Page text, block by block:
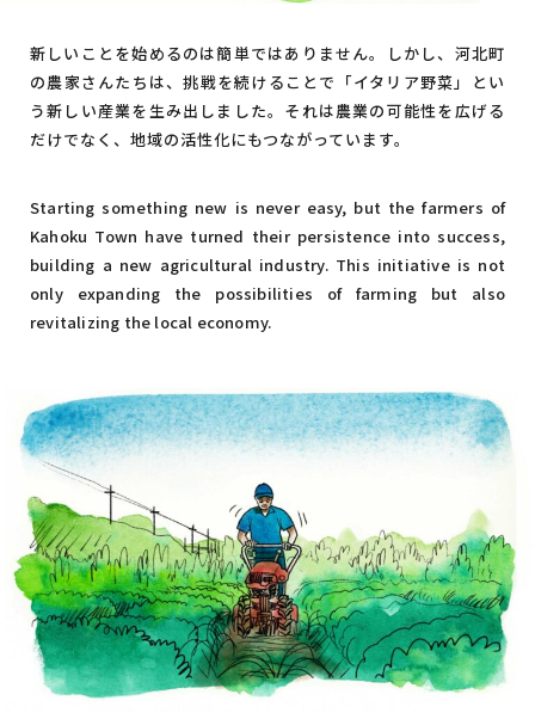
新しいことを始めるのは簡単ではありません。しかし、河北町
の農家さんたちは、挑戦を続けることで「イタリア野菜」とい
う新しい産業を生み出しました。それは農業の可能性を広げる
だけでなく、地域の活性化にもつながっています。
Starting something new is never easy, but the farmers of
Kahoku Town have turned their persistence into success,
building a new agricultural industry. This initiative is not
only expanding the possibilities of farming but also
revitalizing the local economy.